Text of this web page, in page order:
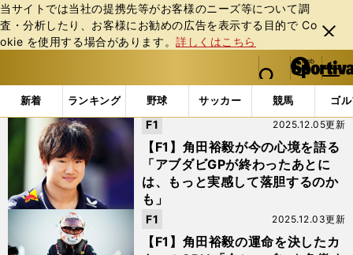
当サイトでは当社の提携先等がお客様のニーズ等について調
査・分析したり、お客様にお勧めの広告を表⽰する⽬的で Co
okie を使⽤する場合があります。詳しくはこちら
閉じ
る
web Sportiva (webスポルティーバ)
検索
マイペ
ー
ジ
メニュ
新着 ランキング 野球 サッカー 競馬 ゴ
b
ス
ー
バ
「#アジャ」の最新ニュース・ 情報
【F1】角田裕毅が今の心境を語る
「アブダビGPが終わったあとに
は、もっと実感して落胆するのか
も」
2025.12.05更新
F1
【F1】角田裕毅の運命を決したカ
2025.12.03更新
F1